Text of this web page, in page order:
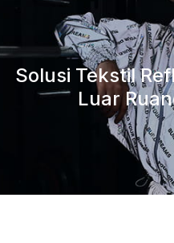
Solusi Tekstil
Luar